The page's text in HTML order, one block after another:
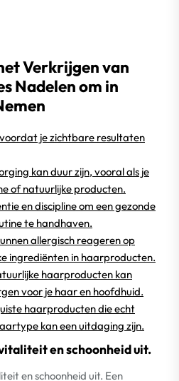
Verkrijgen van
Nadelen om in
je zichtbare resultaten
kan duur zijn, vooral als je
of natuurlijke producten.
en discipline om een gezonde
te handhaven.
allergisch reageren op
ingrediënten in haarproducten.
haarproducten kan
voor je haar en hoofdhuid.
haarproducten die echt
kan een uitdaging zijn.
en schoonheid uit.
en schoonheid uit. Een